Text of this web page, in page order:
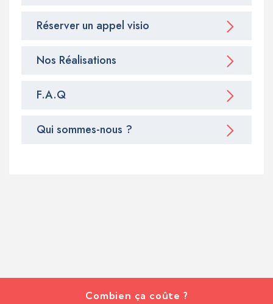
Réserver un appel visio
Nos Réalisations
F.A.Q
Qui sommes-nous ?
Combien ça coûte ?